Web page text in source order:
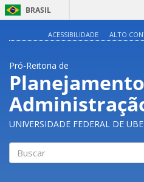
BRASIL
ACESSIBILIDADE ALTO
Pró-Reitoria de
UNIVERSIDADE FEDERAL DE